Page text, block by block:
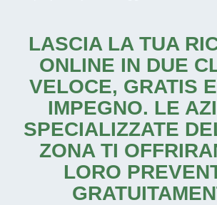
LASCIA LA TUA
ONLINE IN DUE
VELOCE, GRATIS
IMPEGNO. LE
SPECIALIZZATE
ZONA TI
LORO